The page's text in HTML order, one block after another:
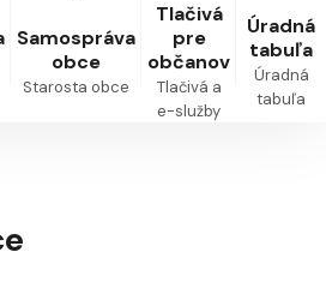
Samospráva
obce
Starosta obce
Tlačivá
pre
občanov
Tlačivá a
e-služby
Úradná
tabuľa
Úradná
tabuľa